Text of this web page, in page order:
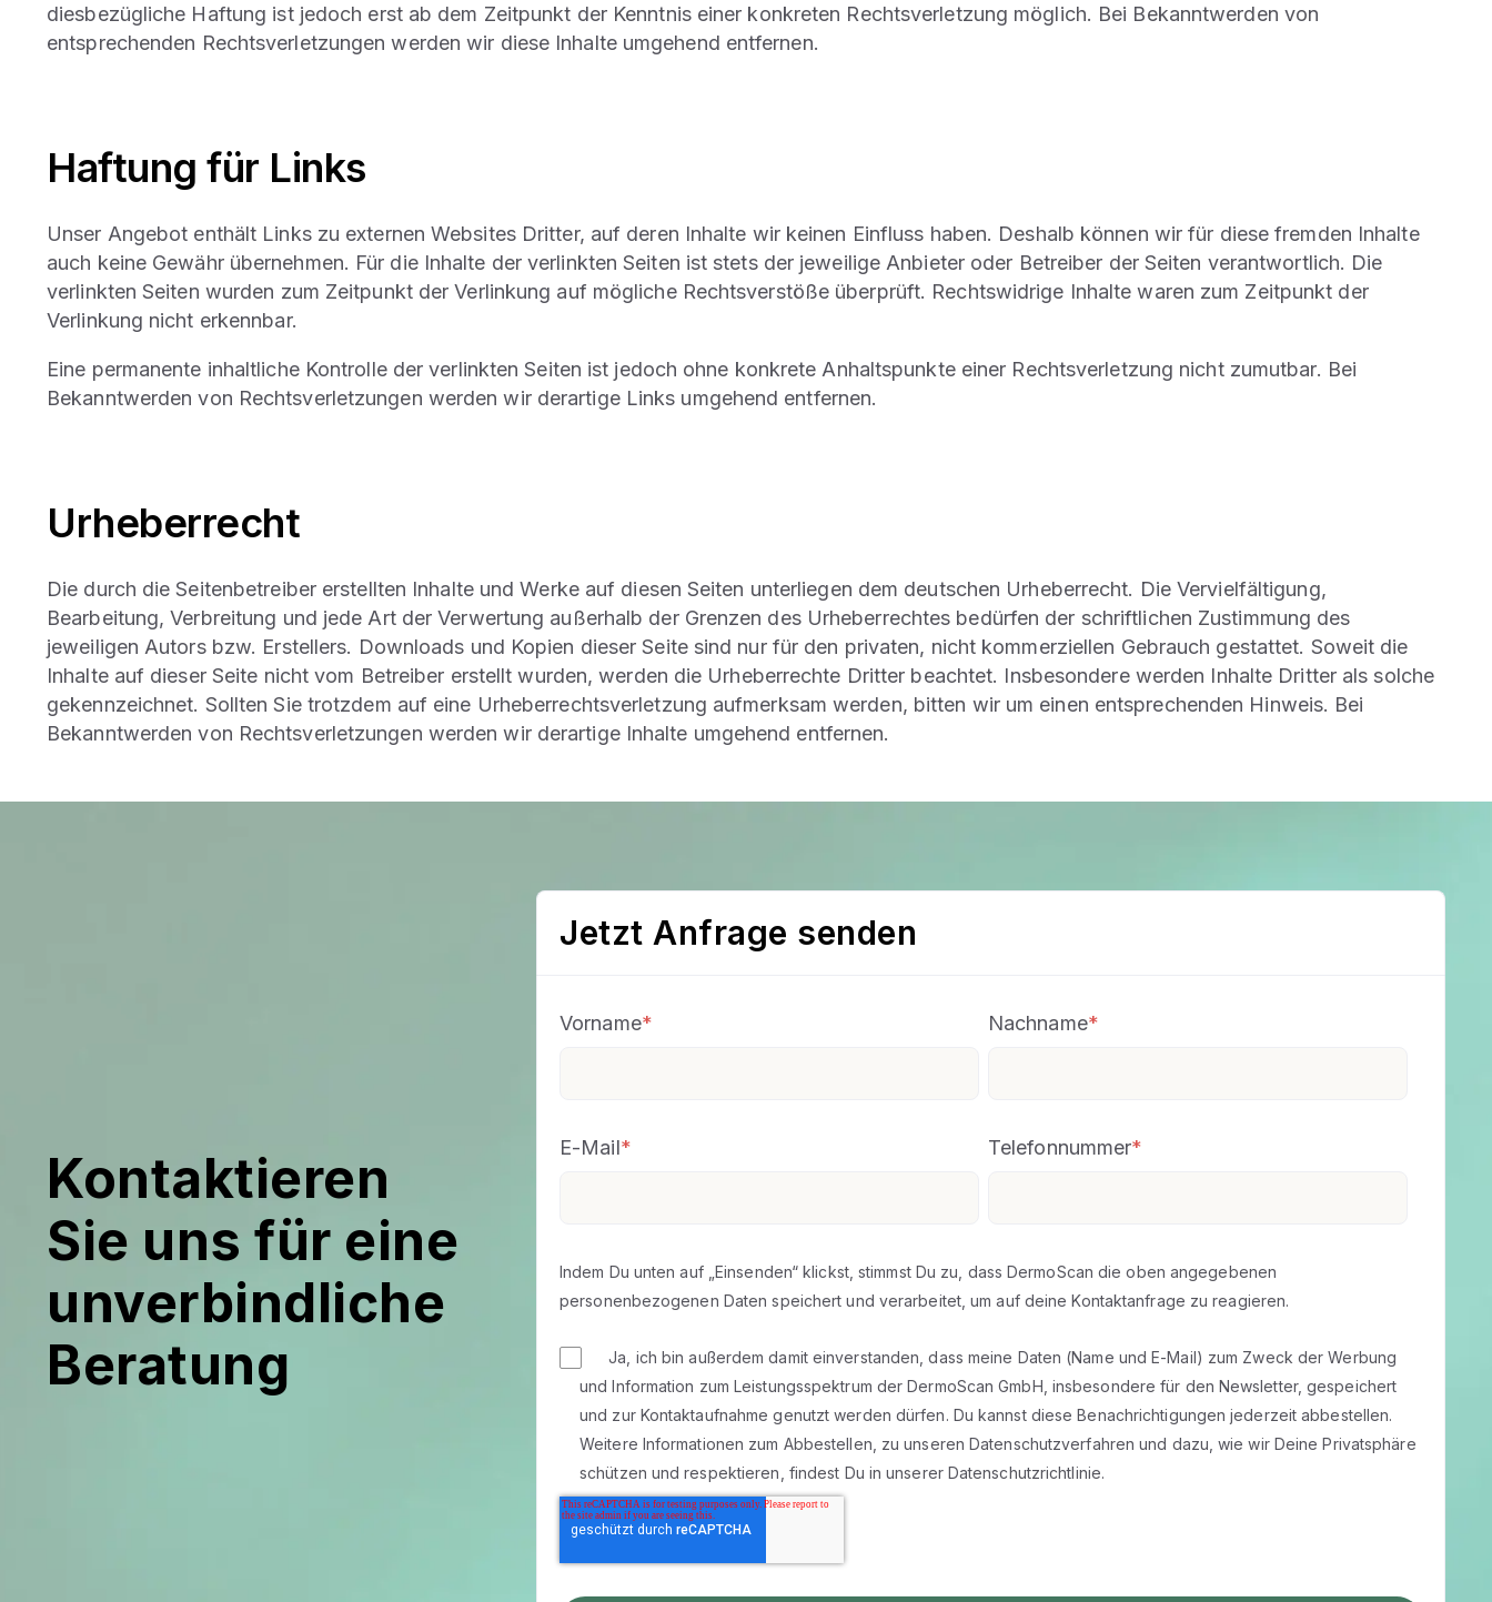
diesbezügliche Haftung ist jedoch erst ab dem Zeitpunkt der Kenntnis einer konkreten Rechtsverletzung möglich. Bei Bekanntwerden von
entsprechenden Rechtsverletzungen werden wir diese Inhalte umgehend entfernen.
Haftung für Links
Unser Angebot enthält Links zu externen Websites Dritter, auf deren Inhalte wir keinen Einfluss haben. Deshalb können wir für diese fremden Inhalte
auch keine Gewähr übernehmen. Für die Inhalte der verlinkten Seiten ist stets der jeweilige Anbieter oder Betreiber der Seiten verantwortlich. Die
verlinkten Seiten wurden zum Zeitpunkt der Verlinkung auf mögliche Rechtsverstöße überprüft. Rechtswidrige Inhalte waren zum Zeitpunkt der
Verlinkung nicht erkennbar.
Eine permanente inhaltliche Kontrolle der verlinkten Seiten ist jedoch ohne konkrete Anhaltspunkte einer Rechtsverletzung nicht zumutbar. Bei
Bekanntwerden von Rechtsverletzungen werden wir derartige Links umgehend entfernen.
Urheberrecht
Die durch die Seitenbetreiber erstellten Inhalte und Werke auf diesen Seiten unterliegen dem deutschen Urheberrecht. Die Vervielfältigung,
Bearbeitung, Verbreitung und jede Art der Verwertung außerhalb der Grenzen des Urheberrechtes bedürfen der schriftlichen Zustimmung des
jeweiligen Autors bzw. Erstellers. Downloads und Kopien dieser Seite sind nur für den privaten, nicht kommerziellen Gebrauch gestattet. Soweit die
Inhalte auf dieser Seite nicht vom Betreiber erstellt wurden, werden die Urheberrechte Dritter beachtet. Insbesondere werden Inhalte Dritter als solche
gekennzeichnet. Sollten Sie trotzdem auf eine Urheberrechtsverletzung aufmerksam werden, bitten wir um einen entsprechenden Hinweis. Bei
Bekanntwerden von Rechtsverletzungen werden wir derartige Inhalte umgehend entfernen.
Kontaktieren
Sie uns für eine
unverbindliche
Beratung
Jetzt Anfrage senden
Vorname* Nachname*
E-Mail* Telefonnummer*
Indem Du unten auf „Einsenden“ klickst, stimmst Du zu, dass DermoScan die oben angegebenen
personenbezogenen Daten speichert und verarbeitet, um auf deine Kontaktanfrage zu reagieren.
Ja, ich bin außerdem damit einverstanden, dass meine Daten (Name und E-Mail) zum Zweck der Werbung
und Information zum Leistungsspektrum der DermoScan GmbH, insbesondere für den Newsletter, gespeichert
und zur Kontaktaufnahme genutzt werden dürfen. Du kannst diese Benachrichtigungen jederzeit abbestellen.
Weitere Informationen zum Abbestellen, zu unseren Datenschutzverfahren und dazu, wie wir Deine Privatsphäre
schützen und respektieren, findest Du in unserer Datenschutzrichtlinie.